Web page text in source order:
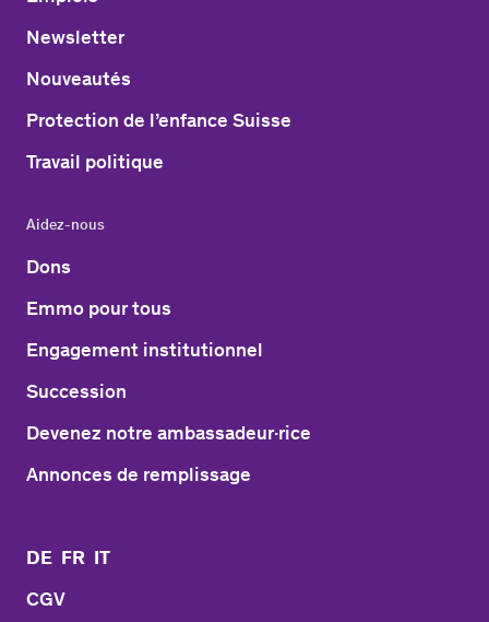
Newsletter
Nouveautés
Protection de l’enfance Suisse
Travail politique
Aidez-nous
Dons
Emmo pour tous
Engagement institutionnel
Succession
Devenez notre ambassadeur·rice
Annonces de remplissage
DE FR IT
CGV